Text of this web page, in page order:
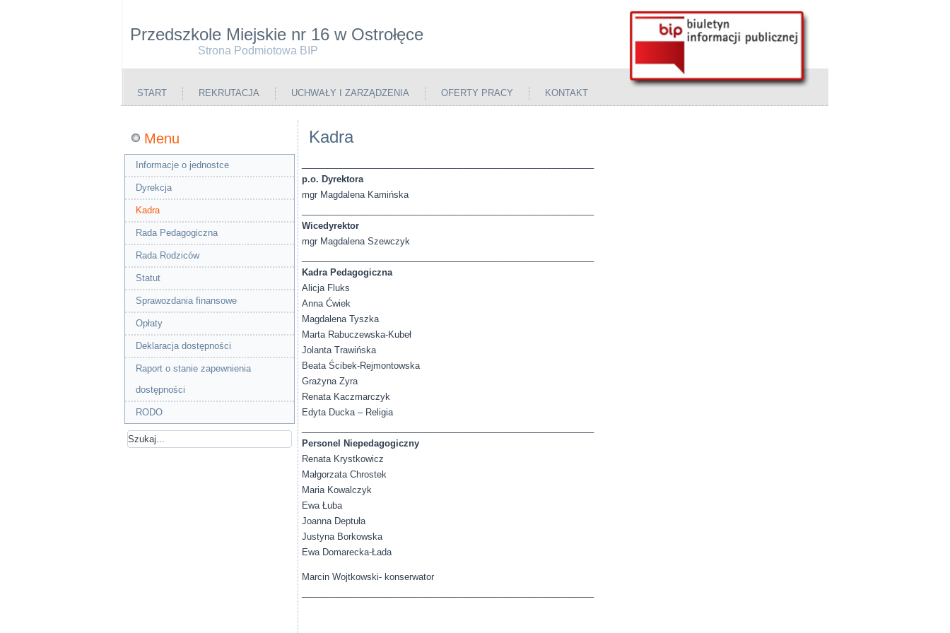
Przedszkole Miejskie nr 16 w Ostrołęce
Strona Podmiotowa BIP
START REKRUTACJA UCHWAŁY I ZARZĄDZENIA OFERTY PRACY KONTAKT
Menu
Informacje o jednostce
Dyrekcja
Kadra
Rada Pedagogiczna
Rada Rodziców
Statut
Sprawozdania finansowe
Opłaty
Deklaracja dostępności
Raport o stanie zapewnienia
dostępności
RODO
Kadra
p.o. Dyrektora
mgr Magdalena Kamińska
Wicedyrektor
mgr Magdalena Szewczyk
Kadra Pedagogiczna
Alicja Fluks
Anna Ćwiek
Magdalena Tyszka
Marta Rabuczewska-Kubeł
Jolanta Trawińska
Beata Ścibek-Rejmontowska
Grażyna Zyra
Renata Kaczmarczyk
Edyta Ducka – Religia
Personel Niepedagogiczny
Renata Krystkowicz
Małgorzata Chrostek
Maria Kowalczyk
Ewa Łuba
Joanna Deptuła
Justyna Borkowska
Ewa Domarecka-Łada
Marcin Wojtkowski- konserwator